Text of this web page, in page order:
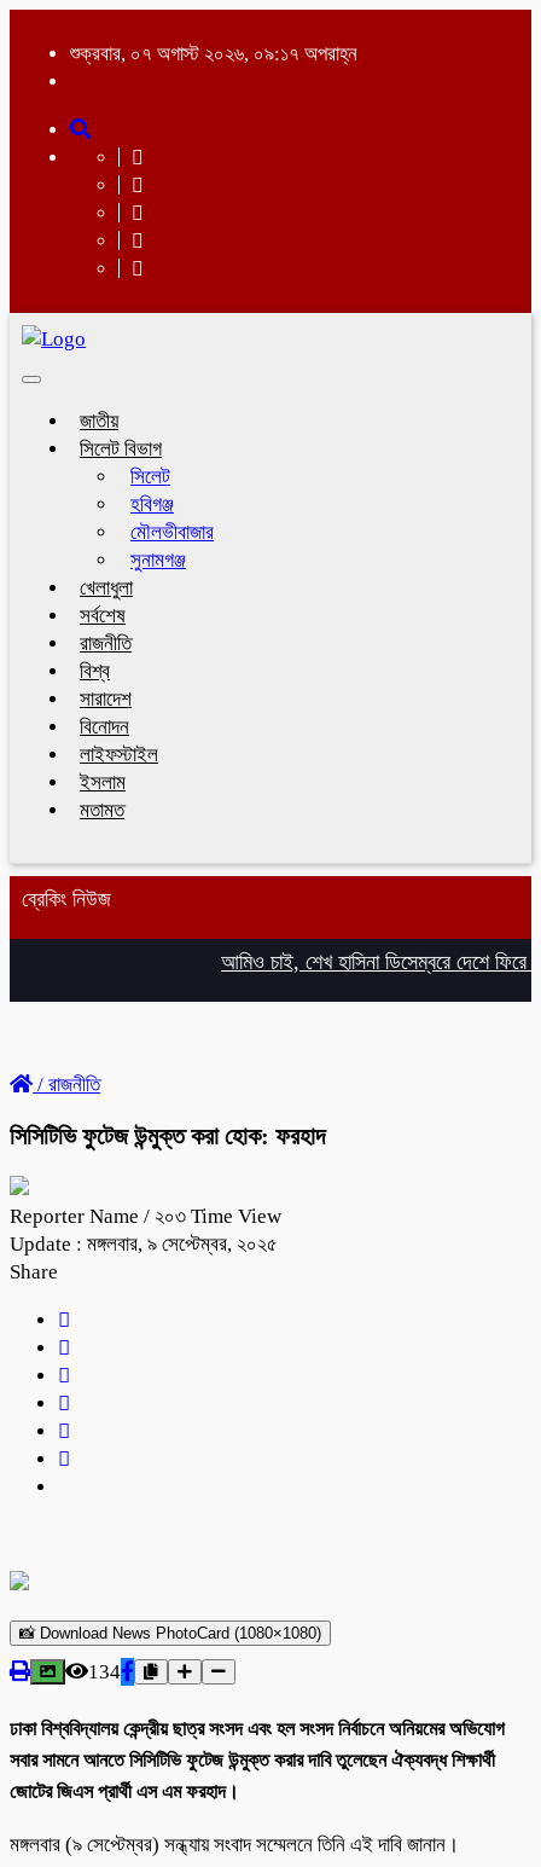
শুক্রবার, ০৭ অগাস্ট ২০২৬, ০৯:১৭ অপরাহ্ন
Toggle
জাতীয়
সিলেট বিভাগ
সিলেট
হবিগঞ্জ
মৌলভীবাজার
সুনামগঞ্জ
খেলাধুলা
সর্বশেষ
রাজনীতি
বিশ্ব
সারাদেশ
বিনোদন
লাইফস্টাইল
ইসলাম
মতামত
ব্রেকিং নিউজ
আমিও চাই, শেখ হাসিনা ডিসেম্বরে দেশে ফিরে
/ রাজনীতি
সিসিটিভি ফুটেজ উন্মুক্ত করা হোক: ফরহাদ
Reporter Name / ২০৩ Time View
Update : মঙ্গলবার, ৯ সেপ্টেম্বর, ২০২৫
Share
📸 Download News PhotoCard (1080×1080)
134
ঢাকা বিশ্ববিদ্যালয় কেন্দ্রীয় ছাত্র সংসদ এবং হল সংসদ নির্বাচনে অনিয়মের অভিযোগ
সবার সামনে আনতে সিসিটিভি ফুটেজ উন্মুক্ত করার দাবি তুলেছেন ঐক্যবদ্ধ শিক্ষার্থী
জোটের জিএস প্রার্থী এস এম ফরহাদ।
মঙ্গলবার (৯ সেপ্টেম্বর) সন্ধ্যায় সংবাদ সম্মেলনে তিনি এই দাবি জানান।